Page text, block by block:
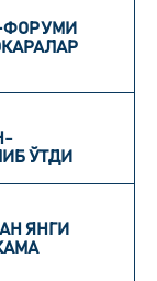
ФОРУМИ
ЎТДИ
ЯНГИ